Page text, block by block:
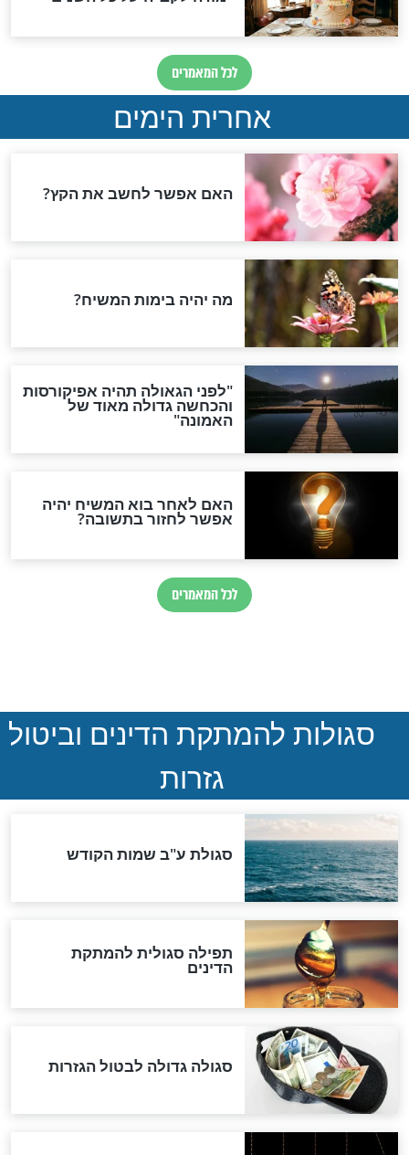
של רבי מרדכי
וסיפורי
יוסל'ה קמצן קדוש- סיפור
הצדקה
חדשות יהדות
הותר לפרסום: לוחמי מילואים
נהרגו בדרום לבנון
ההסכם החשאי של טראמפ
סימני שאלה
שורדת השואה שחוגגת 100:
"מודה לקב"ה על כל השנים"
לכל המאמרים
אחרית הימים
האם אפשר לחשב את הקץ?